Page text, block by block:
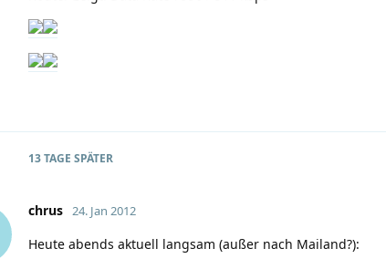
13 TAGE SPÄTER
chrus 24. Jan 2012
Heute abends aktuell langsam (außer nach Mailand?):